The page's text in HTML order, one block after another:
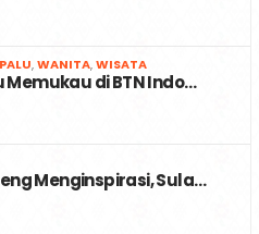
,WANITA,WISATA
Memukau di BTN Indo…
Menginspirasi, Sula…